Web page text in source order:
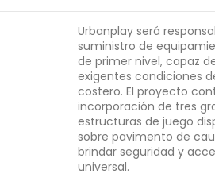
Urbanplay será
suministro de
de primer nivel, capaz
exigentes condiciones
costero. El proyecto
incorporación de tres
estructuras de juego
sobre pavimento de
brindar seguridad y
universal.